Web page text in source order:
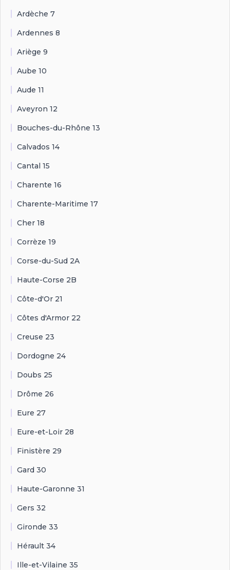
Ardèche 7
Ardennes 8
Ariège 9
Aube 10
Aude 11
Aveyron 12
Bouches-du-Rhône 13
Calvados 14
Cantal 15
Charente 16
Charente-Maritime 17
Cher 18
Corrèze 19
Corse-du-Sud 2A
Haute-Corse 2B
Côte-d'Or 21
Côtes d'Armor 22
Creuse 23
Dordogne 24
Doubs 25
Drôme 26
Eure 27
Eure-et-Loir 28
Finistère 29
Gard 30
Haute-Garonne 31
Gers 32
Gironde 33
Hérault 34
Ille-et-Vilaine 35